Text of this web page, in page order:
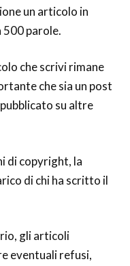
un articolo in
500 parole.
che scrivi rimane
che sia un post
su altre
di copyright, la
di chi ha scritto il
gli articoli
eventuali refusi,